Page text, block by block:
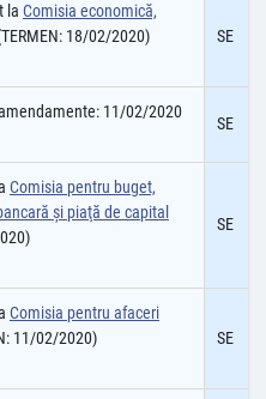
la Comisia economică,
18/02/2020) SE
11/02/2020
SE
Comisia pentru buget,
şi piaţă de capital
SE
Comisia pentru afaceri
11/02/2020) SE